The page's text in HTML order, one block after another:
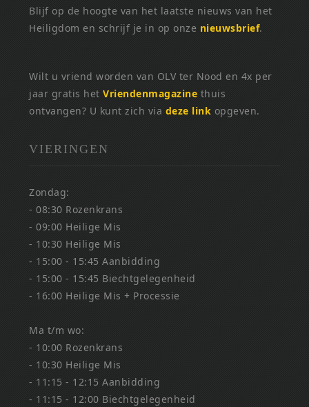
Blijf op de hoogte van het laatste nieuws van het
Heiligdom en schrijf je in op onze nieuwsbrief.
Wilt u vriend worden van OLV ter Nood en 4x per
jaar gratis hetVriendenmagazine thuis
ontvangen? U kunt zich via deze link opgeven.
VIERINGEN
Zondag:
- 08:30 Rozenkrans
- 09:00 Heilige Mis
- 10:30 Heilige Mis
- 15:00 - 15:45 Aanbidding
- 15:00 - 15:45 Biechtgelegenheid
- 16:00 Heilige Mis + Processie
Ma t/m wo:
- 10:00 Rozenkrans
- 10:30 Heilige Mis
- 11:15 - 12:15 Aanbidding
- 11:15 - 12:00 Biechtgelegenheid